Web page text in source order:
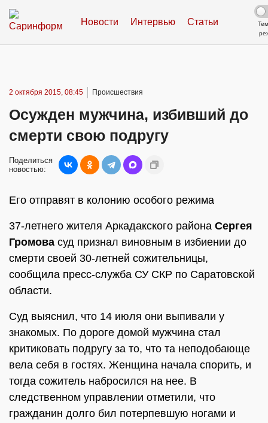
Новости Интервью Статьи
2 октября 2015, 08:45 Происшествия
Осужден мужчина, избивший до
смерти свою подругу
Поделиться
новостью:
Его отправят в колонию особого режима
37-летнего жителя Аркадакского района Сергея
Громова суд признал виновным в избиении до
смерти своей 30-летней сожительницы,
сообщила пресс-служба СУ СКР по Саратовской
области.
Суд выяснил, что 14 июля они выпивали у
знакомых. По дороге домой мужчина стал
критиковать подругу за то, что та неподобающе
вела себя в гостях. Женщина начала спорить, и
тогда сожитель набросился на нее. В
следственном управлении отметили, что
гражданин долго бил потерпевшую ногами и